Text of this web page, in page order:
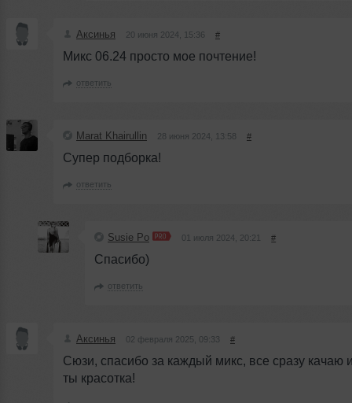
Аксинья 20 июня 2024, 15:36 #
Микс 06.24 просто мое почтение!
ответить
Marat Khairullin 28 июня 2024, 13:58 #
Супер подборка!
ответить
Susie Po 01 июля 2024, 20:21 #
Спасибо)
ответить
Аксинья 02 февраля 2025, 09:33 #
Сюзи, спасибо за каждый микс, все сразу качаю
ты красотка!